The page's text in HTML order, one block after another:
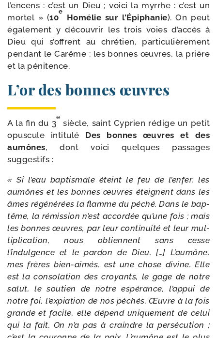
l’encens : c’est un Dieu ; voi­ci la myrrhe : c’est un
mor­tel » (10
e
Homélie sur l’Épiphanie). On peut
éga­le­ment y décou­vrir les trois voies d’accès à
Dieu qui s’offrent au chré­tien, par­ti­cu­liè­re­ment
pen­dant le Carême : les bonnes œuvres, la prière
et la pénitence.
L’or des bonnes œuvres
A la fin du 3
e
siècle, saint Cyprien rédige un petit
opus­cule inti­tu­lé Des bonnes œuvres et des
aumônes, dont voi­ci quelques pas­sages
suggestifs :
« Si l’eau bap­tis­male éteint le feu de l’enfer, les
aumônes et les bonnes œuvres éteignent dans les
âmes régé­né­rées la flamme du péché. Dans le bap­
tême, la rémis­sion n’est accor­dée qu’une fois ; mais
les bonnes œuvres, par leur conti­nui­té et leur mul­
ti­pli­ca­tion, nous obtiennent sans cesse
l’indulgence et le par­don de Dieu. […] L’aumône,
mes frères bien-​aimés, est une chose divine. Elle
est la conso­la­tion des croyants, le gage de notre
salut, le sou­tien de notre espé­rance, l’appui de
notre foi, l’expiation de nos péchés. Œuvre à la fois
grande et facile, elle dépend uni­que­ment de celui
qui la fait. On n’a pas à craindre la per­sé­cu­tion ;